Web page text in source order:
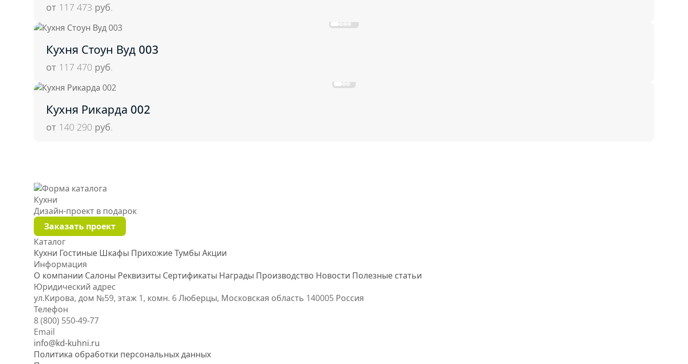
от 117 473 руб.
Кухня Стоун Вуд 003
от 117 470 руб.
Кухня Рикарда 002
от 140 290 руб.
Кухни
Дизайн-проект в подарок
Заказать проект
Каталог
Кухни Гостиные Шкафы ПрихожиеТумбы Акции
Информация
О компании Салоны Реквизиты Сертификаты Награды Производство Новости Полезные статьи
Юридический адрес
ул.Кирова, дом №59, этаж 1, комн. 6Люберцы, Московская область 140005 Россия
Телефон
8 (800) 550-49-77
Email
info@kd-kuhni.ru
Политика обработки персональных данных